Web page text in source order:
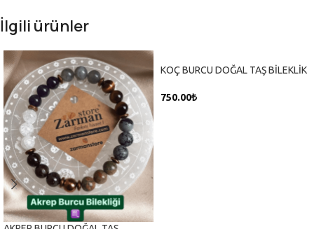
İlgili ürünler
KOÇ BURCU DOĞAL TAŞ BİLEKLİK
750.00₺